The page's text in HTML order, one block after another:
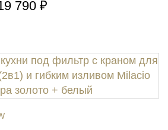
790 ₽